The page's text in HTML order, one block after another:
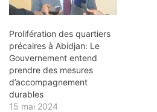
Prolifération des quartiers
précaires à Abidjan: Le
Gouvernement entend
prendre des mesures
d’accompagnement
durables
15 mai 2024